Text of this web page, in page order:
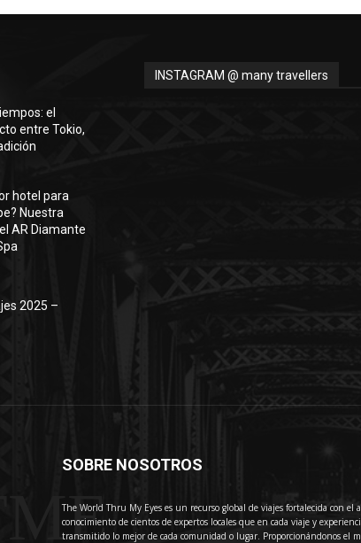
el
entre Tokio,
hotel para
Nuestra
AR Diamante
2025 –
INSTAGRAM @ many travellers
SOBRE NOSOTROS
The World Thru My Eyes es un recurso global de viajes fortalecida con el
conocimiento de cientos de expertos locales que en cada viaje y
transmitido lo mejor de cada comunidad o lugar. Proporcionándonos el